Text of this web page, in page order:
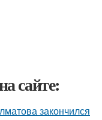
сайте:
закончился